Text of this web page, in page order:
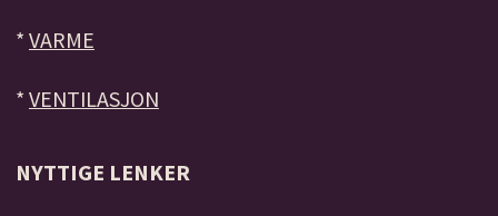
* VARME
* VENTILASJON
NYTTIGE LENKER